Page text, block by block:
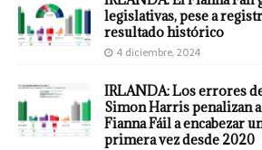
legislativas, pese a
resultado histórico
4 diciembre, 2024
IRLANDA: Los errores
Simon Harris penalizan
Fianna Fáil a encabezar
primera vez desde 2020